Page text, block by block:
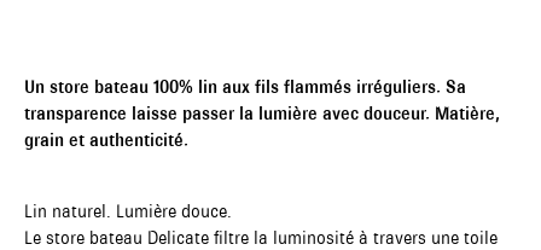
Un store bateau 100% lin aux fils flammés irréguliers. Sa
transparence laisse passer la lumière avec douceur. Matière,
grain et authenticité.
Lin naturel. Lumière douce.
Le store bateau Delicate filtre la luminosité à travers une toile